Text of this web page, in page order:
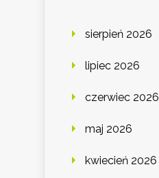
sierpień 2026
lipiec 2026
czerwiec 2026
maj 2026
kwiecień 2026